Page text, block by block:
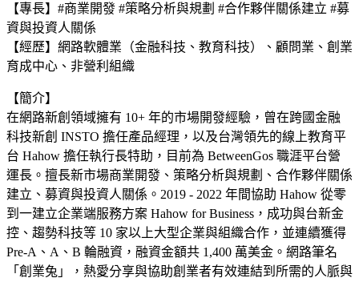
【專長】#商業開發 #策略分析與規劃 #合作夥伴關係建立 #募
資與投資人關係
【經歷】網路軟體業（金融科技、教育科技）、顧問業、創業
育成中心、非營利組織
【簡介】
在網路新創領域擁有 10+ 年的市場開發經驗，曾在跨國金融
科技新創 INSTO 擔任產品經理，以及台灣領先的線上教育平
台 Hahow 擔任執行長特助，目前為 BetweenGos 職涯平台營
運長。擅長新市場商業開發、策略分析與規劃、合作夥伴關係
建立、募資與投資人關係。2019 - 2022 年間協助 Hahow 從零
到一建立企業端服務方案 Hahow for Business，成功與台新金
控、趨勢科技等 10 家以上大型企業與組織合作，並連續獲得
Pre-A、A、B 輪融資，融資金額共 1,400 萬美金。網路筆名
「創業兔」，熱愛分享與協助創業者有效連結到所需的人脈與